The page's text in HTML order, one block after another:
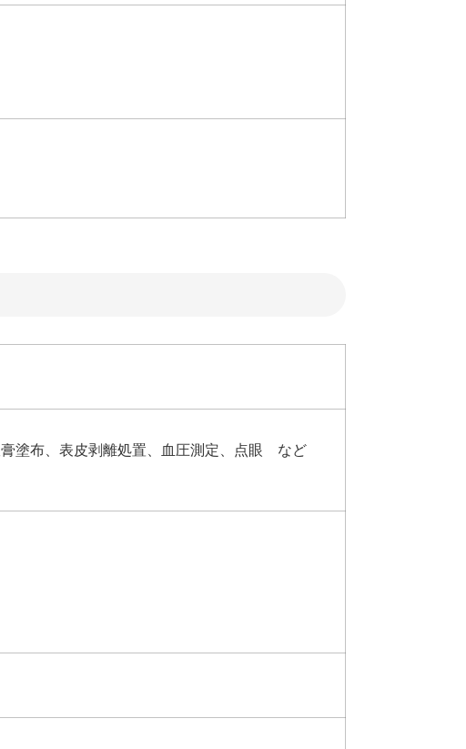
塗布、表皮剥離処置、血圧測定、点眼 など